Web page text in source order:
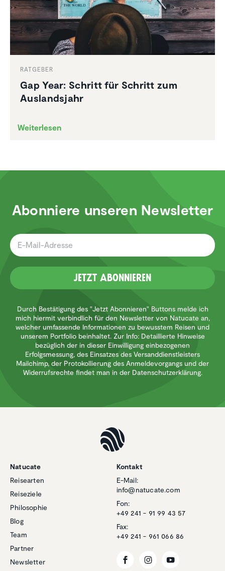
RATGEBER
Gap Year: Schritt für Schritt zum
Auslands­jahr
Weiterlesen
Abonniere unseren Newsletter
Jetzt Abonnieren
Durch Bestätigung des "Jetzt Abonnieren" Buttons melde ich
mich hiermit verbindlich für den Newsletter von Natucate an,
welcher umfassende Informationen zu bewusstem Reisen und
unserem Portfolio beinhaltet. Zur Info: Detaillierte Hinweise
bezüglich der in dieser Einwilligung einbezogenen
Erfolgsmessung, des Einsatzes des Versanddienstleisters
Mailchimp, der Protokollierung des Anmeldevorgangs und der
Widerrufsrechte findet man in der Datenschutzerklärung.
Natucate
Reisearten
Reiseziele
Philosophie
Blog
Team
Partner
Newsletter
Kontakt
E-Mail:
info@natucate.com
Fon:
+49 241 - 91 99 43 57
Fax:
+49 241 - 961 066 86